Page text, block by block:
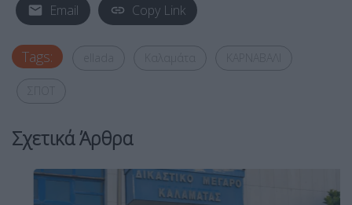
Email Copy Link
Tags:
Σχετικά Άρθρα